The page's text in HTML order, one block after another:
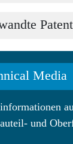
Media
und